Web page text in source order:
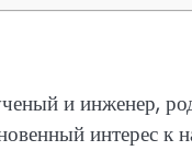
и инженер,
интерес к